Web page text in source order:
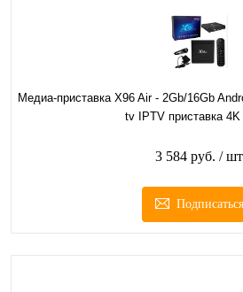
Медиа-приставка X96 Air - 2Gb/16Gb
tv IPTV приставка 4K
3 584 руб. / шт
Подписаться